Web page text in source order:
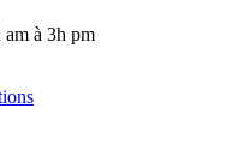
à 3h pm